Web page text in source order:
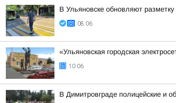
В Ульяновске обновляют
08:06
«Ульяновская городская
10:06
В Димитровграде полицейские и